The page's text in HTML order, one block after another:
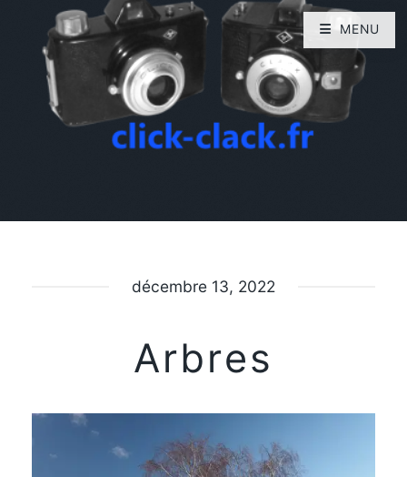
décembre 13, 2022
Arbres
MENU